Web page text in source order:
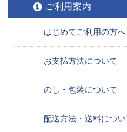
ご利用案内
はじめてご利用の方へ
お支払方法について
のし・包装について
配送方法・送料につい